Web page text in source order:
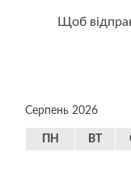
Щоб
Серпень 2026
ПН ВТ